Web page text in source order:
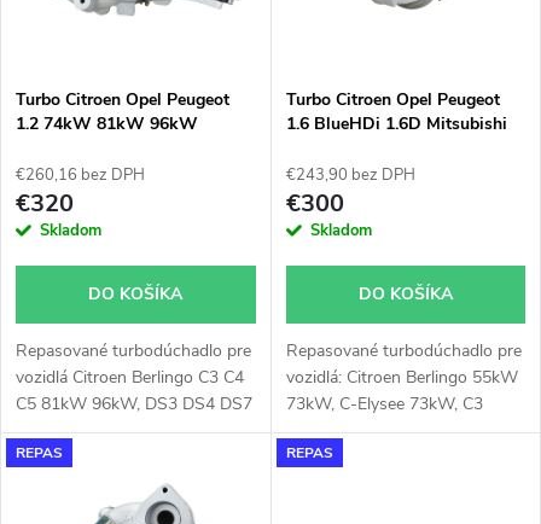
e
p
r
d
u
k
s
p
r
o
d
u
k
Turbo Citroen Opel Peugeot
1.2 74kW 81kW 96kW
€260,16 bez DPH
€320
Skladom
DO KOŠÍKA
Repasované turbodúchadlo pre
vozidlá Citroen Berlingo C3 C4
C5 81kW 96kW, DS3 DS4 DS7
74kW 81kW 96kW, Opel Astra
L Combo Corsa Crossland X
Grandland X Mokka 74kW
81kW 96kW
Turbo Citroen Opel Peugeot
1.6 BlueHDi 1.6D Mitsubishi
€243,90 bez DPH
€300
Skladom
DO KOŠÍKA
Repasované turbodúchadlo pre
vozidlá: Citroen Berlingo 55kW
73kW, C-Elysee 73kW, C3
55kW 73kW, C4 73kW, DS3
73kW, DS4 73kW, Jumpy
REPAS REPAS